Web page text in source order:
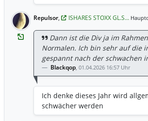
Repulsor, ISHARES STOXX GL.S…
Dann ist die Div ja im
Normalen. Ich bin sehr auf die
gespannt nach der schwachen
Blackqop, 01.04.2026 16:57 Uhr
Ich denke dieses Jahr wird
schwächer werden